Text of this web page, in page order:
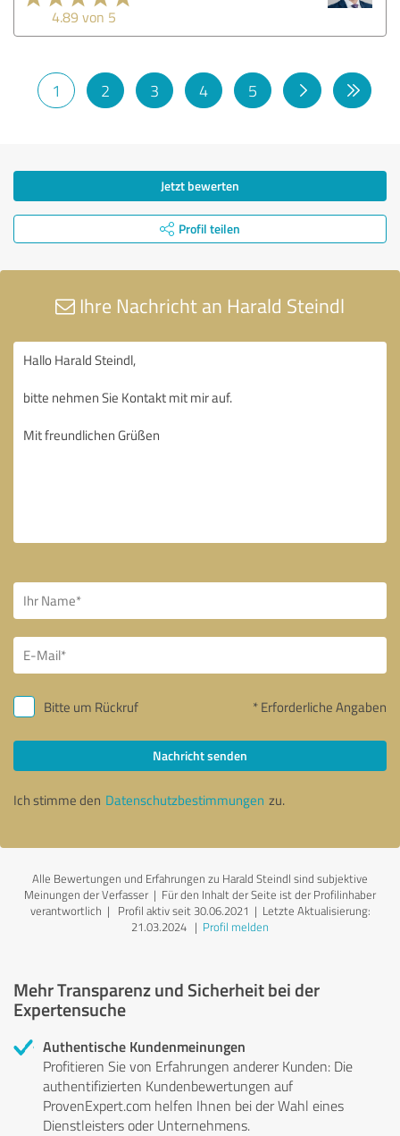
4.89 von 5
1 2 3 4 5
Jetzt bewerten
Profil teilen
Ihre Nachricht an Harald Steindl
Bitte um Rückruf * Erforderliche Angaben
Nachricht senden
Ich stimme den Datenschutzbestimmungen zu.
Alle Bewertungen und Erfahrungen zu Harald Steindl sind subjektive
Meinungen der Verfasser | Für den Inhalt der Seite ist der Profilinhaber
verantwortlich | Profil aktiv seit 30.06.2021 | Letzte Aktualisierung:
21.03.2024 | Profil melden
Mehr Transparenz und Sicherheit bei der
Expertensuche
Authentische Kundenmeinungen
Profitieren Sie von Erfahrungen anderer Kunden: Die
authentifizierten Kundenbewertungen auf
ProvenExpert.com helfen Ihnen bei der Wahl eines
Dienstleisters oder Unternehmens.